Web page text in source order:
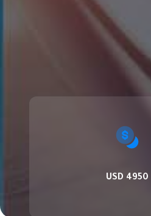
4950 USD